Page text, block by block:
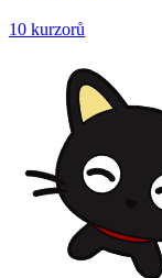
10 kurzorů